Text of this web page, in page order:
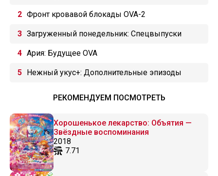
Фронт кровавой блокады OVA-2
Загруженный понедельник: Спецвыпуски
Ария: Будущее OVA
Нежный укус+: Дополнительные эпизоды
РЕКОМЕНДУЕМ ПОСМОТРЕТЬ
Хорошенькое лекарство: Объятия —
Звёздные воспоминания
2018
7.71